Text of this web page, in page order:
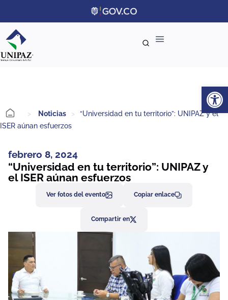
> Noticias >
“Universidad en tu territorio”: UNIPAZ y el
ISER aúnan esfuerzos
febrero 8, 2024
“Universidad en tu territorio”: UNIPAZ y
el ISER aúnan esfuerzos
Ver fotos del evento Copiar enlace
Compartir en